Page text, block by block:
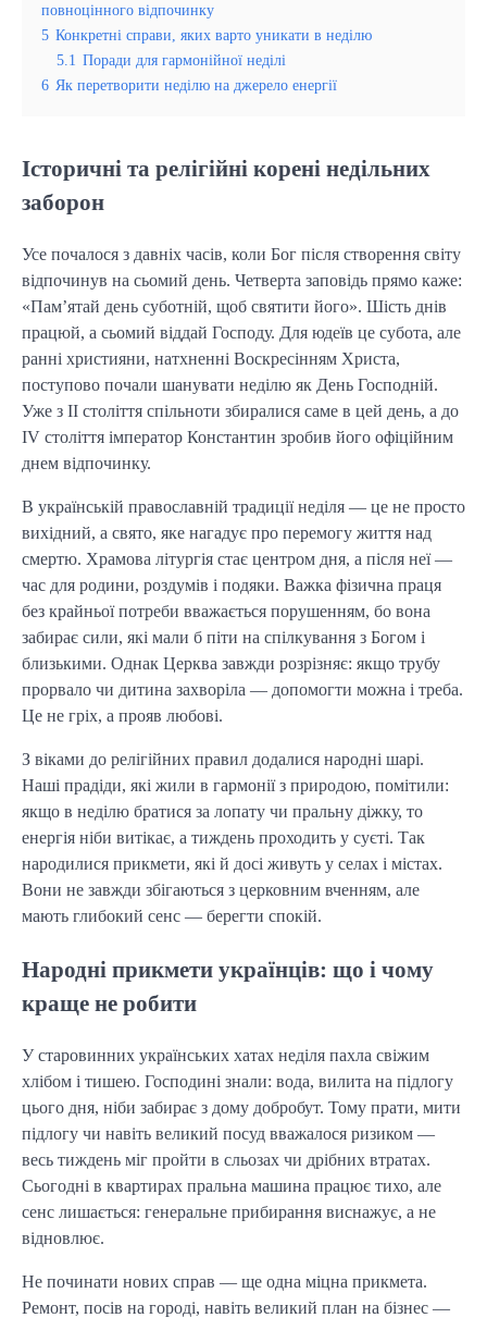
повноцінного відпочинку
5 Конкретні справи, яких варто уникати в неділю
5.1 Поради для гармонійної неділі
6 Як перетворити неділю на джерело енергії
Історичні та релігійні корені недільних
заборон
Усе почалося з давніх часів, коли Бог після створення світу
відпочинув на сьомий день. Четверта заповідь прямо каже:
«Пам’ятай день суботній, щоб святити його». Шість днів
працюй, а сьомий віддай Господу. Для юдеїв це субота, але
ранні християни, натхненні Воскресінням Христа,
поступово почали шанувати неділю як День Господній.
Уже з II століття спільноти збиралися саме в цей день, а до
IV століття імператор Константин зробив його офіційним
днем відпочинку.
В українській православній традиції неділя — це не просто
вихідний, а свято, яке нагадує про перемогу життя над
смертю. Храмова літургія стає центром дня, а після неї —
час для родини, роздумів і подяки. Важка фізична праця
без крайньої потреби вважається порушенням, бо вона
забирає сили, які мали б піти на спілкування з Богом і
близькими. Однак Церква завжди розрізняє: якщо трубу
прорвало чи дитина захворіла — допомогти можна і треба.
Це не гріх, а прояв любові.
З віками до релігійних правил додалися народні шарі.
Наші прадіди, які жили в гармонії з природою, помітили:
якщо в неділю братися за лопату чи пральну діжку, то
енергія ніби витікає, а тиждень проходить у суєті. Так
народилися прикмети, які й досі живуть у селах і містах.
Вони не завжди збігаються з церковним вченням, але
мають глибокий сенс — берегти спокій.
Народні прикмети українців: що і чому
краще не робити
У старовинних українських хатах неділя пахла свіжим
хлібом і тишею. Господині знали: вода, вилита на підлогу
цього дня, ніби забирає з дому добробут. Тому прати, мити
підлогу чи навіть великий посуд вважалося ризиком —
весь тиждень міг пройти в сльозах чи дрібних втратах.
Сьогодні в квартирах пральна машина працює тихо, але
сенс лишається: генеральне прибирання виснажує, а не
відновлює.
Не починати нових справ — ще одна міцна прикмета.
Ремонт, посів на городі, навіть великий план на бізнес —